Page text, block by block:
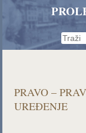
PRAVO –
UREĐENJE